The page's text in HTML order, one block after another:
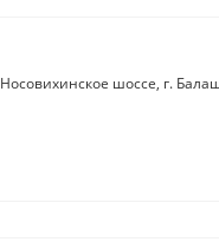
Носовихинское шоссе г.